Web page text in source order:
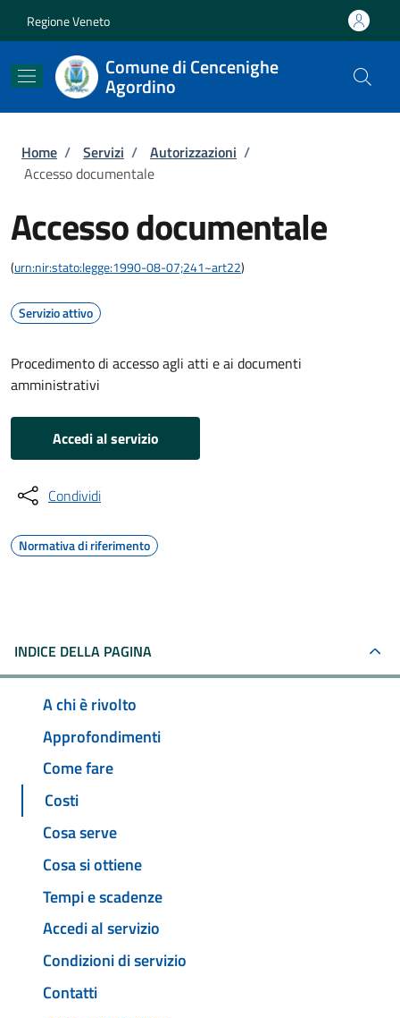
Regione Veneto
Comune di Cencenighe
Agordino
Briciole di pane
Home / Servizi / Autorizzazioni /
Accesso documentale
Accesso documentale
(urn:nir:stato:legge:1990-08-07;241~art22)
Servizio attivo
Procedimento di accesso agli atti e ai documenti
amministrativi
Accedi al servizio
Condividi
Normativa di riferimento
INDICE DELLA PAGINA
A chi è rivolto
Approfondimenti
Come fare
Costi
Cosa serve
Cosa si ottiene
Tempi e scadenze
Accedi al servizio
Condizioni di servizio
Contatti